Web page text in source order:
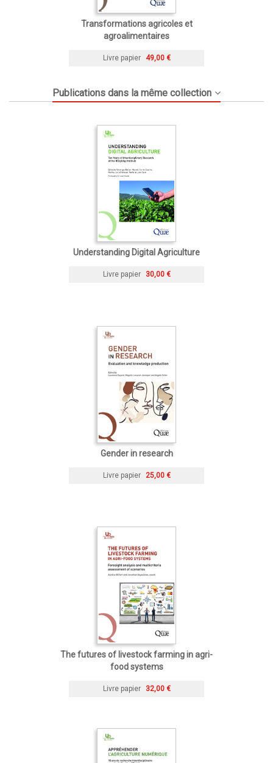
Transformations agricoles et
agroalimentaires
Livre papier 49,00 €
Publications dans la même collection
Understanding Digital Agriculture
Livre papier 30,00 €
Gender in research
Livre papier 25,00 €
The futures of livestock farming in agri-
food systems
Livre papier 32,00 €